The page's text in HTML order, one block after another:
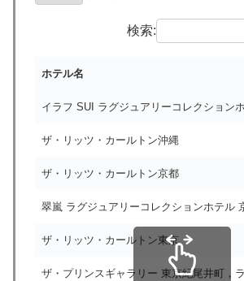
検索:
ホテル名
イラフ SUI ラグジュアリーコレクション
ザ・リッツ・カールトン沖縄
ザ・リッツ・カールトン京都
翠嵐 ラグジュアリーコレクションホテル
ザ・リッツ・カールトン東京
ザ・プリンスギャラリー 東京紀尾井町，